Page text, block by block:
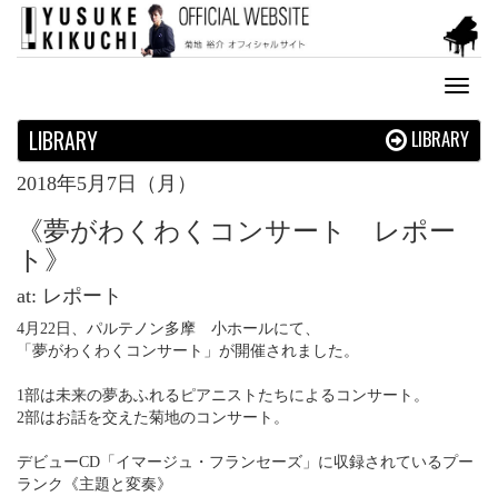
Toggle
LIBRARY LIBRARY
2018年5月7日（月）
《夢がわくわくコンサート レポー
ト》
at: レポート
4月22日、パルテノン多摩 小ホールにて、
「夢がわくわくコンサート」が開催されました。
1部は未来の夢あふれるピアニストたちによるコンサート。
2部はお話を交えた菊地のコンサート。
デビューCD「イマージュ・フランセーズ」に収録されているプー
ランク《主題と変奏》